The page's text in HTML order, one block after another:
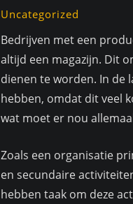
Uncategorized
Bedrijven met een
altijd een magazijn. Dit
dienen te worden. In de
hebben, omdat dit veel
wat moet er nou
Zoals een organisatie
en secundaire
hebben taak om deze